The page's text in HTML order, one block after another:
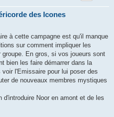
des Icones
à cette campagne est qu'il manque
sur comment impliquer les
En gros, si vos joueurs sont
bien les faire démarrer dans la
l'Emissaire pour lui poser des
de nouveaux membres mystiques
d'introduire Noor en amont et de les